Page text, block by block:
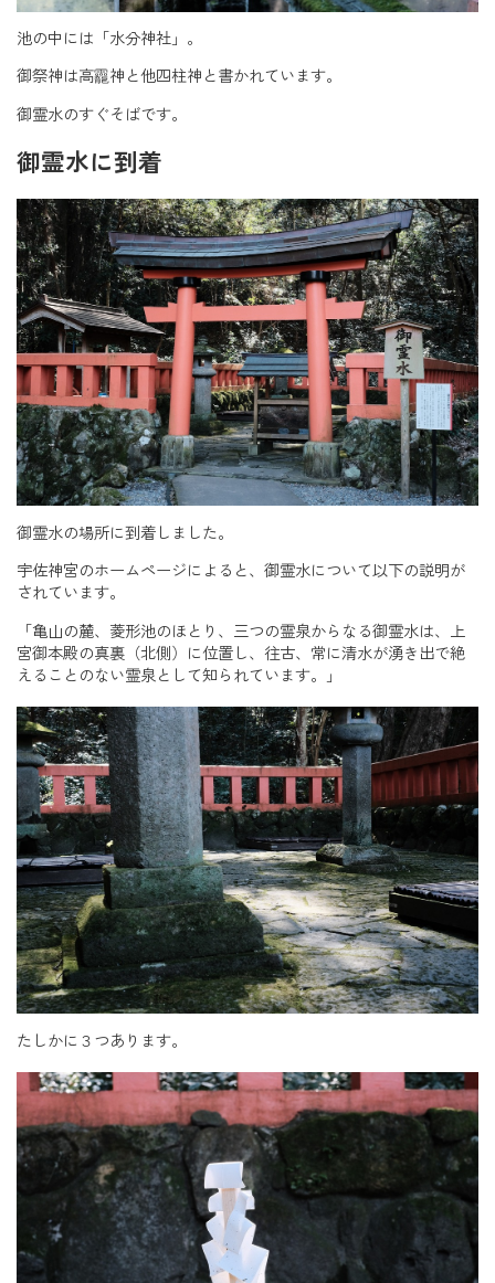
池の中には「水分神社」。
御祭神は高龗神と他四柱神と書かれています。
御霊水のすぐそばです。
御霊水に到着
御霊水の場所に到着しました。
宇佐神宮のホームページによると、御霊水について以下の説明が
されています。
「亀山の麓、菱形池のほとり、三つの霊泉からなる御霊水は、上
宮御本殿の真裏（北側）に位置し、往古、常に清水が湧き出で絶
えることのない霊泉として知られています。」
たしかに３つあります。